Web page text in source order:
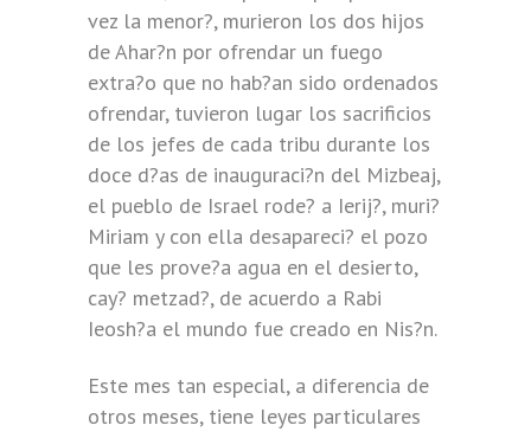
vez la menor?, murieron los dos hijos
de Ahar?n por ofrendar un fuego
extra?o que no hab?an sido ordenados
ofrendar, tuvieron lugar los sacrificios
de los jefes de cada tribu durante los
doce d?as de inauguraci?n del Mizbeaj,
el pueblo de Israel rode? a Ierij?, muri?
Miriam y con ella desapareci? el pozo
que les prove?a agua en el desierto,
cay? metzad?, de acuerdo a Rabi
Ieosh?a el mundo fue creado en Nis?n.
Este mes tan especial, a diferencia de
otros meses, tiene leyes particulares